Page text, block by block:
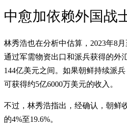
中愈加依赖外国战
林秀浩也在分析中估算，2023年8
通过军需物资出口和派兵获得的外
144亿美元之间。如果朝鲜持续派
可获得约5亿6000万美元的收入
不过，林秀浩指出，经确认，朝鲜
的4%至19.6%。